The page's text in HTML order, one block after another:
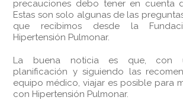
precauciones debo tener en cuenta
Estas son solo algunas de las
que recibimos desde la
Hipertensión Pulmonar.
La buena noticia es que, con
planificación y siguiendo las
equipo médico, viajar es posible para
con Hipertensión Pulmonar.